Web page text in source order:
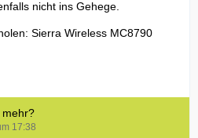
nicht ins Gehege.
Sierra Wireless MC8790
mehr?
17:38